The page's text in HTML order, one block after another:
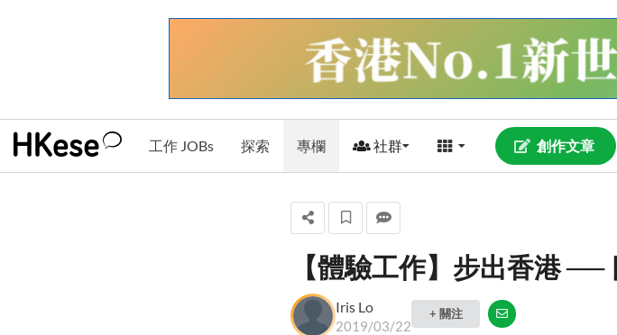
工作 JOBs 探索 專欄 社群 創作文章
【體驗工作】步出香港 ──
Iris Lo
2019/03/22
+ 關注